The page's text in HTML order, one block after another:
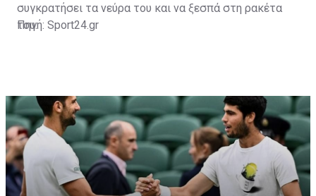
συγκρατήσει τα νεύρα του και να ξεσπά στη ρακέτα
του.
Πηγή: Sport24.gr